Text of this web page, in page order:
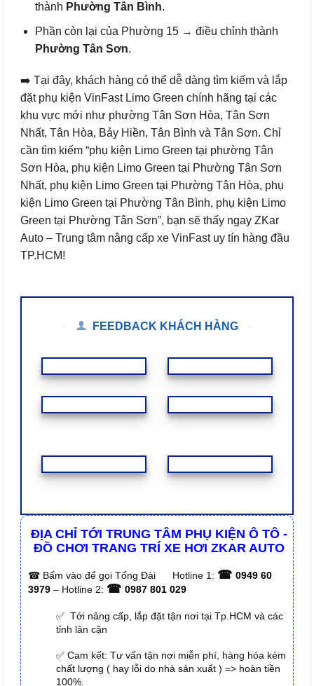
thành Phường Tân Bình.
Phần còn lại của Phường 15 → điều chỉnh thành
Phường Tân Sơn.
➡️ Tại đây, khách hàng có thể dễ dàng tìm kiếm và lắp
đặt phụ kiện VinFast Limo Green chính hãng tại các
khu vực mới như phường Tân Sơn Hòa, Tân Sơn
Nhất, Tân Hòa, Bảy Hiền, Tân Bình và Tân Sơn. Chỉ
cần tìm kiếm “phụ kiện Limo Green tại phường Tân
Sơn Hòa, phụ kiện Limo Green tại Phường Tân Sơn
Nhất, phụ kiện Limo Green tại Phường Tân Hòa, phụ
kiện Limo Green tại Phường Tân Bình, phụ kiện Limo
Green tại Phường Tân Sơn”, bạn sẽ thấy ngay ZKar
Auto – Trung tâm nâng cấp xe VinFast uy tín hàng đầu
TP.HCM!
FEEDBACK KHÁCH HÀNG
ĐỊA CHỈ TỚI TRUNG TÂM PHỤ KIỆN Ô TÔ -
ĐỒ CHƠI TRANG TRÍ XE HƠI ZKAR AUTO
☎ Bấm vào để gọi Tổng Đài Hotline 1: ☎ 0949 60
3979 – Hotline 2: ☎ 0987 801 029
✅ Tới nâng cấp, lắp đặt tận nơi tại Tp.HCM và các
tỉnh lân cận
✅ Cam kết: Tư vấn tận nơi miễn phí, hàng hóa kém
chất lượng ( hay lỗi do nhà sản xuất ) => hoàn tiền
100%.